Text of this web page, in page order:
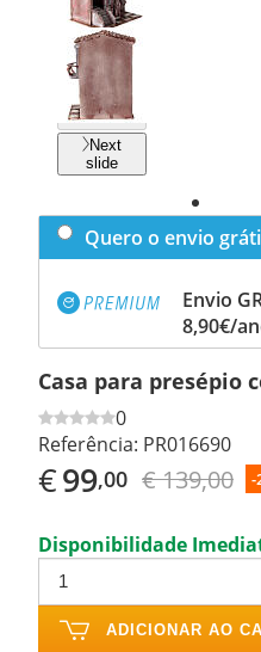
Previous
slide
Next
slide
Quero o envio
Envio
8,90€/
Casa para presépio
0
Referência: PR016690
€99,00 € 139,00 -
Disponibilidade
ADICIONAR AO